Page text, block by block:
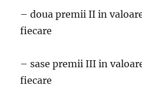
– doua premii II in
fiecare
– sase premii III in
fiecare